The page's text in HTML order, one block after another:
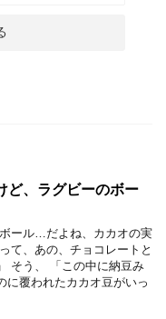
ど、ラグビーのボー
ール…だよね、カカオの実
て、あの、チョコレートと
そう、 「この中に納豆み
に覆われたカカオ豆がいっ